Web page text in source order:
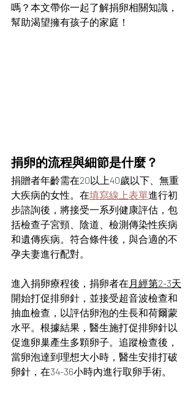
嗎？本文帶你一起了解捐卵相關知識，
幫助渴望擁有孩子的家庭！
捐卵的流程與細節是什麼？
捐贈者年齡需在20以上40歲以下、無重
大疾病的女性。在填寫線上表單進行初
步諮詢後，將接受一系列健康評估，包
括檢查子宮頸、陰道、檢測傳染性疾病
和遺傳疾病。符合條件後，與合適的不
孕夫妻進行配對。
進入捐卵療程後，捐卵者在 月經第2-3天
開始打促排卵針，並接受超音波檢查和
抽血檢查，以評估卵泡的生長和荷爾蒙
水平。根據結果，醫生施打促排卵針以
促進卵巢產生多顆卵子。追蹤檢查後，
當卵泡達到理想大小時，醫生安排打破
卵針，在34-36小時內進行取卵手術。